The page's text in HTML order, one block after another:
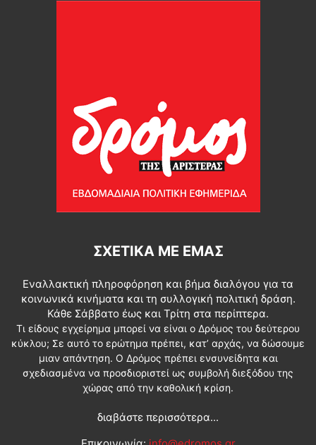
ΣΧΕΤΙΚΆ ΜΕ ΕΜΆΣ
Εναλλακτική πληροφόρηση και βήμα διαλόγου για τα
κοινωνικά κινήματα και τη συλλογική πολιτική δράση.
Κάθε Σάββατο έως και Τρίτη στα περίπτερα.
Τι είδους εγχείρημα μπορεί να είναι ο Δρόμος του δεύτερου
κύκλου; Σε αυτό το ερώτημα πρέπει, κατ’ αρχάς, να δώσουμε
μιαν απάντηση. Ο Δρόμος πρέπει ενσυνείδητα και
σχεδιασμένα να προσδιοριστεί ως συμβολή διεξόδου της
χώρας από την καθολική κρίση.
διαβάστε περισσότερα...